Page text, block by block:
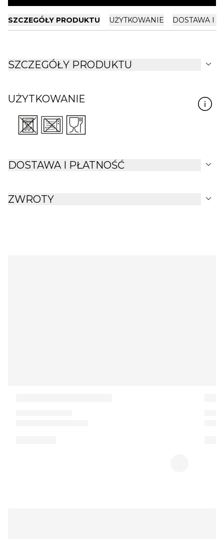
SZCZEGÓŁY PRODUKTU UŻYTKOWANIE DOSTAWA I
SZCZEGÓŁY PRODUKTU expand_more
UŻYTKOWANIE
DOSTAWA I PŁATNOŚĆ expand_more
ZWROTY expand_more